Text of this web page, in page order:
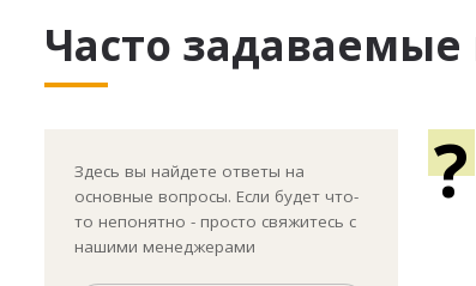
Часто
Здесь вы найдете ответы на
основные вопросы. Если будет что-
то непонятно - просто свяжитесь с
нашими менеджерами
?